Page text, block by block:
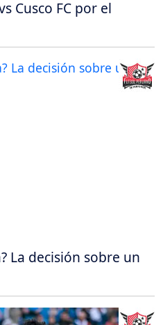
Cusco FC por el
La decisión sobre un